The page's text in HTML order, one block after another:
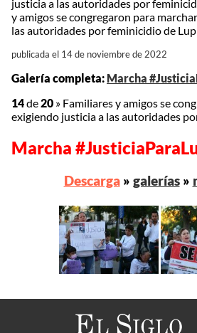
justicia a las autoridades por
y amigos se congregaron para
las autoridades por feminicidio de
publicada el 14 de noviembre de 2022
Galería completa: Marcha
14de20 » Familiares y amigos se
exigiendo justicia a las autoridades
Marcha
Descarga» galerías»